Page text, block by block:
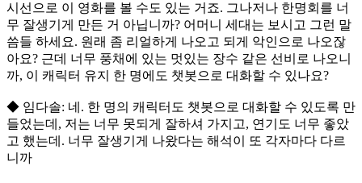
시선으로 이 영화를 볼 수도 있는 거죠. 그나저나 한명회를 너
무 잘생기게 만든 거 아닙니까? 어머니 세대는 보시고 그런 말
씀들 하세요. 원래 좀 리얼하게 나오고 되게 악인으로 나오잖
아요? 근데 너무 풍채에 있는 멋있는 장수 같은 선비로 나오니
까, 이 캐릭터 유지 한 명에도 챗봇으로 대화할 수 있나요?
◆ 임다솔: 네. 한 명의 캐릭터도 챗봇으로 대화할 수 있도록 만
들었는데, 저는 너무 못되게 잘하셔 가지고, 연기도 너무 좋았
고 했는데. 너무 잘생기게 나왔다는 해석이 또 각자마다 다르
니까